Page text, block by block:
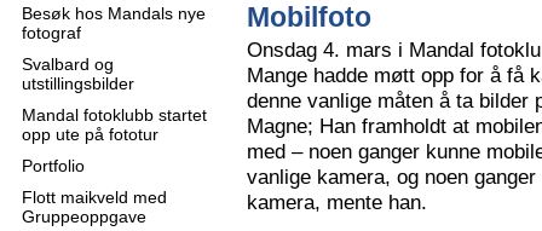
Besøk hos Mandals nye
fotograf
Svalbard og
utstillingsbilder
Mandal fotoklubb startet
opp ute på fototur
Portfolio
Flott maikveld med
Gruppeoppgave
Mobilfoto
Onsdag 4. mars i Mandal
Mange hadde møtt opp for å få
denne vanlige måten å ta bilder
Magne; Han framholdt at
med – noen ganger kunne
vanlige kamera, og noen
kamera, mente han.